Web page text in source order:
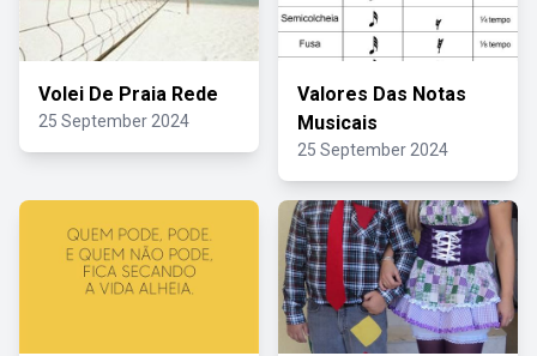
Volei De Praia Rede
25 September 2024
Valores Das Notas
Musicais
25 September 2024